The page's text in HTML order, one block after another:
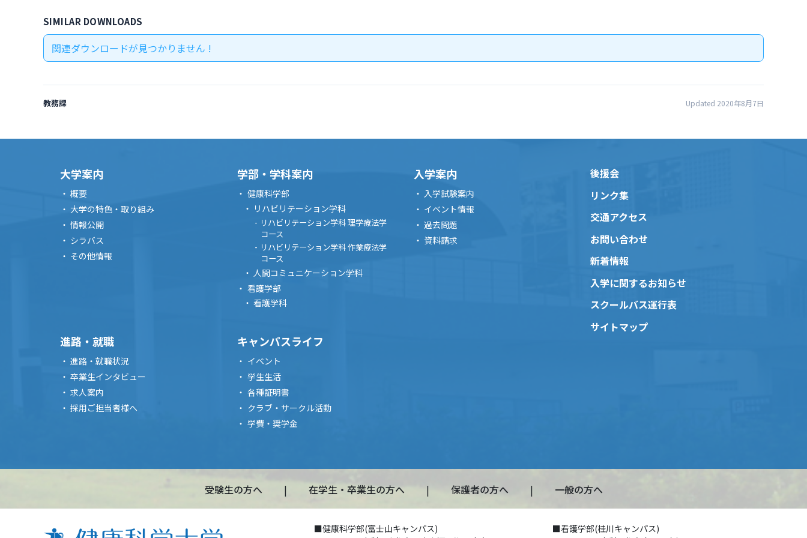
SIMILAR DOWNLOADS
関連ダウンロードが見つかりません !
教務課 Updated 2020年8月7日
大学案内
概要
大学の特色・取り組み
情報公開
シラバス
その他情報
学部・学科案内
健康科学部
リハビリテーション学科
リハビリテーション学科 理学療法学
コース
リハビリテーション学科 作業療法学
コース
人間コミュニケーション学科
看護学部
看護学科
入学案内
入学試験案内
イベント情報
過去問題
資料請求
進路・就職
進路・就職状況
卒業生インタビュー
求人案内
採用ご担当者様へ
キャンパスライフ
イベント
学生生活
各種証明書
クラブ・サークル活動
学費・奨学金
後援会
リンク集
交通アクセス
お問い合わせ
新着情報
入学に関するお知らせ
スクールバス運行表
サイトマップ
受験生の方へ 在学生・卒業生の方へ 保護者の方へ 一般の方へ
■健康科学部(富士山キャンパス)
■看護学部(桂川キャンパス)